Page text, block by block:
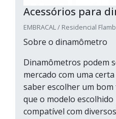
Acessórios para
EMBRACAL / Residencial
Sobre o dinamômetro
Dinamômetros podem
mercado com uma
saber escolher um
que o modelo
compatível com